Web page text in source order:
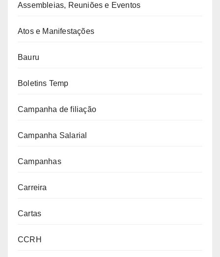
Assembleias, Reuniões e Eventos
Atos e Manifestações
Bauru
Boletins Temp
Campanha de filiação
Campanha Salarial
Campanhas
Carreira
Cartas
CCRH